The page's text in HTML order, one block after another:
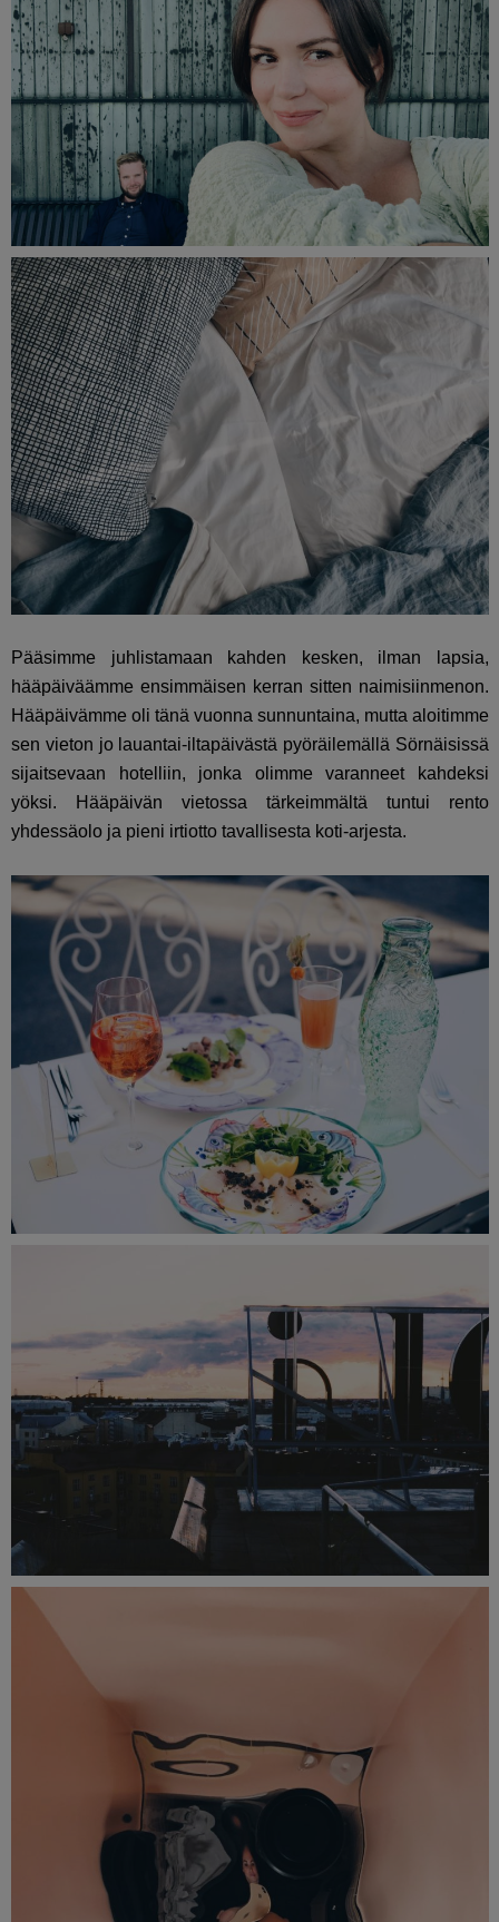
Pääsimme juhlistamaan kahden kesken, ilman lapsia,
hääpäiväämme ensimmäisen kerran sitten naimisiinmenon.
Hääpäivämme oli tänä vuonna sunnuntaina, mutta aloitimme
sen vieton jo lauantai-iltapäivästä pyöräilemällä Sörnäisissä
sijaitsevaan hotelliin, jonka olimme varanneet kahdeksi
yöksi. Hääpäivän vietossa tärkeimmältä tuntui rento
yhdessäolo ja pieni irtiotto tavallisesta koti-arjesta.